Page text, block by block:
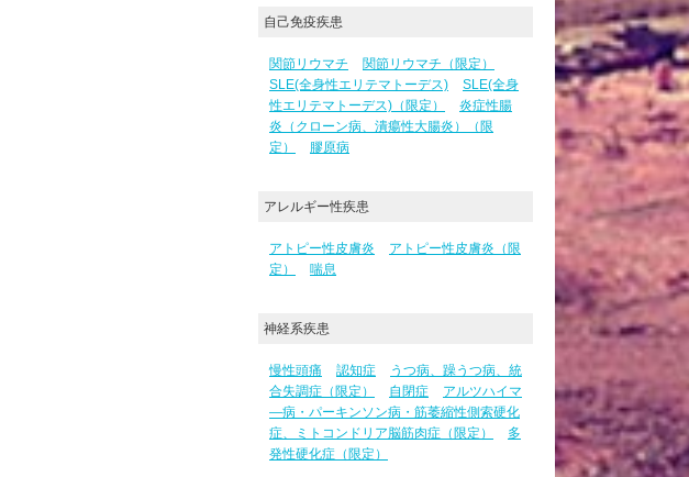
自己免疫疾患
関節リウマチ
関節リウマチ（限定）
SLE(全身性エリテマトーデス)
SLE(全身
性エリテマトーデス)（限定）
炎症性腸
炎（クローン病、潰瘍性大腸炎）（限
定）
膠原病
アレルギー性疾患
アトピー性皮膚炎
アトピー性皮膚炎（限
定）
喘息
神経系疾患
慢性頭痛 認知症
うつ病、躁うつ病、統
合失調症（限定）
自閉症
アルツハイマ
―病・パーキンソン病・筋萎縮性側索硬化
症、ミトコンドリア脳筋肉症（限定）
多
発性硬化症（限定）